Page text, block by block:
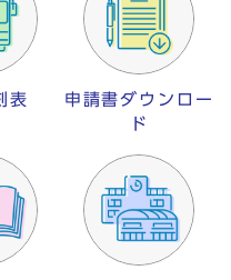
表
申請書ダウンロー
ド